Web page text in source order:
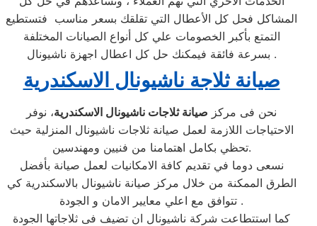
المشاكل فحل كل الأعطال التي تقلقك بسعر مناسب فتستطيع
التمتع بأكبر الخصومات علي كل أنواع الصيانات المختلفة
بسرعة فائقة فيمكنك حل كل اعطال اجهزة ناشيونال .
صيانة ثلاجة ناشيونال الاسكندرية
نحن فى مركز صيانة ثلاجات ناشيونال الاسكندرية، نوفر
الاحتياجات اللازمة لعمل صيانة ثلاجات ناشيونال المنزلية حيث
تحظي بكامل اهتمامنا من فنيين ومهندسين.
نسعى دوما في تقديم كافة الامكانيات لعمل صيانة بأفضل
الطرق الممكنة من خلال مركز صيانة ناشيونال بالاسكندرية كي
تتوافق مع اعلي معايير الامان و الجودة .
كما استتطاعت شركة ناشيونال ان تضيف فى ثلاجاتها الجودة